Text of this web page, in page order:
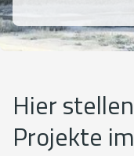
Hier
Projekte